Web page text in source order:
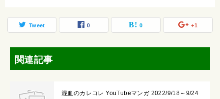
Tweet 0 0 +1
関連記事
混血のカレコレ YouTubeマンガ 2022/9/18～9/24